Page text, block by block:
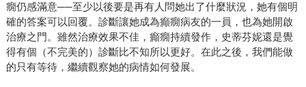
癇仍感滿意──至少以後要是再有人問她出了什麼狀況，她有個明
確的答案可以回覆。診斷讓她成為癲癇病友的一員，也為她開啟
治療之門。雖然治療效果不佳，癲癇持續發作，史蒂芬妮還是覺
得有個（不完美的）診斷比不知所以更好。在此之後，我們能做
的只有等待，繼續觀察她的病情如何發展。